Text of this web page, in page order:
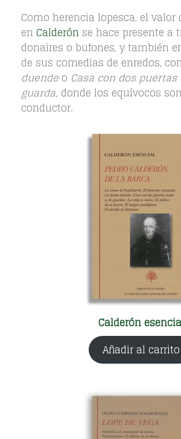
Como herencia lopesca, el
en Calderón se hace presente a
donaires o bufones, y también
de sus comedias de enredos,
duende o Casa con dos
guarda, donde los equívocos
conductor.
Calderón
Añadir al carrito